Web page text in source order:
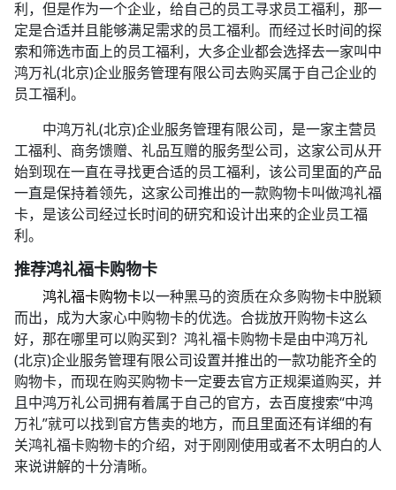
利，但是作为一个企业，给自己的员工寻求员工福利，那一
定是合适并且能够满足需求的员工福利。而经过长时间的探
索和筛选市面上的员工福利，大多企业都会选择去一家叫中
鸿万礼(北京)企业服务管理有限公司去购买属于自己企业的
员工福利。
中鸿万礼(北京)企业服务管理有限公司，是一家主营员
工福利、商务馈赠、礼品互赠的服务型公司，这家公司从开
始到现在一直在寻找更合适的员工福利，该公司里面的产品
一直是保持着领先，这家公司推出的一款购物卡叫做鸿礼福
卡，是该公司经过长时间的研究和设计出来的企业员工福
利。
推荐鸿礼福卡购物卡
鸿礼福卡购物卡以一种黑马的资质在众多购物卡中脱颖
而出，成为大家心中购物卡的优选。合拢放开购物卡这么
好，那在哪里可以购买到？鸿礼福卡购物卡是由中鸿万礼
(北京)企业服务管理有限公司设置并推出的一款功能齐全的
购物卡，而现在购买购物卡一定要去官方正规渠道购买，并
且中鸿万礼公司拥有着属于自己的官方，去百度搜索“中鸿
万礼”就可以找到官方售卖的地方，而且里面还有详细的有
关鸿礼福卡购物卡的介绍，对于刚刚使用或者不太明白的人
来说讲解的十分清晰。